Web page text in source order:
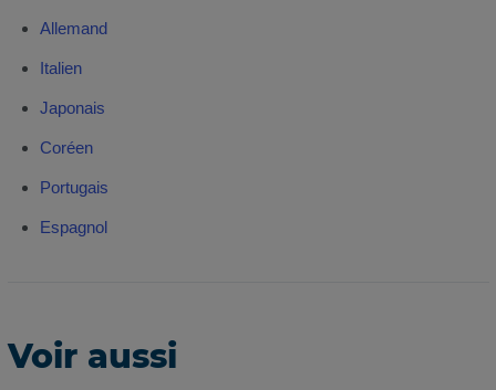
Allemand
Italien
Japonais
Coréen
Portugais
Espagnol
Voir aussi